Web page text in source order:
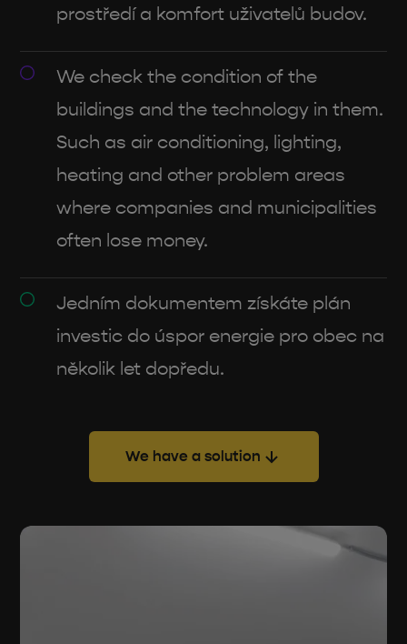
prostředí a komfort uživatelů budov.
We check the condition of the
buildings and the technology in them.
Such as air conditioning, lighting,
heating and other problem areas
where companies and municipalities
often lose money.
Jedním dokumentem získáte plán
investic do úspor energie pro obec na
několik let dopředu.
We have a solution